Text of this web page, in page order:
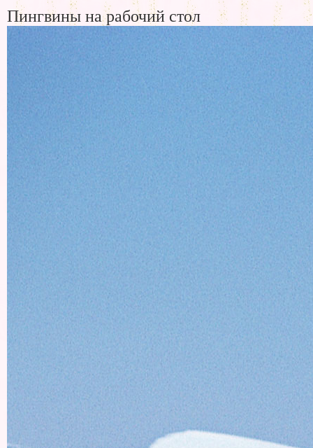
Пингвины на рабочий стол